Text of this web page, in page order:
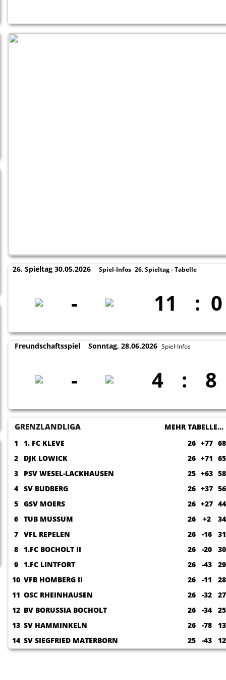
26. Spieltag 30.05.2026 Spiel-Infos 26. Spieltag - Tabelle
- 11 : 0
Freundschaftsspiel Sonntag, 28.06.2026 Spiel-Infos
- 4 : 8
GRENZLANDLIGA
MEHR
1
1. FC KLEVE 26 +77 68
2
DJK LOWICK 26 +71 65
3
PSV WESEL-LACKHAUSEN 25 +63 58
4 SV BUDBERG 26 +37 56
5 GSV MOERS 26 +27 44
6 TUB MUSSUM 26 +2
34
7 VFL REPELEN 26 -16
31
8 1.FC BOCHOLT II 26 -20
30
9 1.FC LINTFORT 26 -43
29
10 VFB HOMBERG II 26 -11
28
11 OSC RHEINHAUSEN 26 -32
27
12 BV BORUSSIA BOCHOLT 26 -34
25
13 SV HAMMINKELN 26 -78
13
14 SV SIEGFRIED MATERBORN 25 -43 12